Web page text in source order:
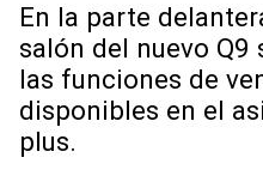
En la parte
salón del nuevo Q9
las funciones de
disponibles en el
plus.